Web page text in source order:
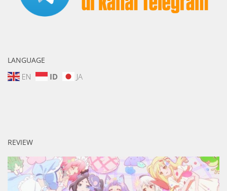
LANGUAGE
EN ID JA
REVIEW